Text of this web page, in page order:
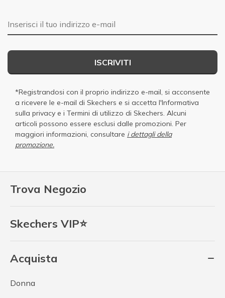
Trova Negozio
Skechers VIP⭐
Acquista
Donna
E-mail
ISCRIVITI
*Registrandosi con il proprio indirizzo e-mail, si acconsente
a ricevere le e-mail di Skechers e si accetta l'Informativa
sulla privacy e i Termini di utilizzo di Skechers. Alcuni
articoli possono essere esclusi dalle promozioni. Per
maggiori informazioni, consultare i dettagli della
promozione.